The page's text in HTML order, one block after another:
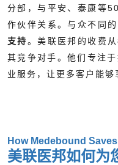
分部，与平安、泰康等
作伙伴关系。与众不同
支持。美联医邦的收费
其竞争对手。他们专注
业服务，让更多客户能够
How Medebound
美联医邦如何为